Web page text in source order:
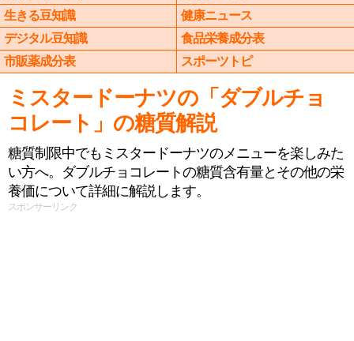
生きる豆知識
健康ニュース
デジタル豆知識
食品栄養成分表
市販薬成分表
スポーツトピ
ミスタードーナツの「ダブルチョ
コレート」の糖質解説
糖質制限中でもミスタードーナツのメニューを楽しみた
い方へ。ダブルチョコレートの糖質含有量とその他の栄
養価について詳細に解説します。
スポンサーリンク